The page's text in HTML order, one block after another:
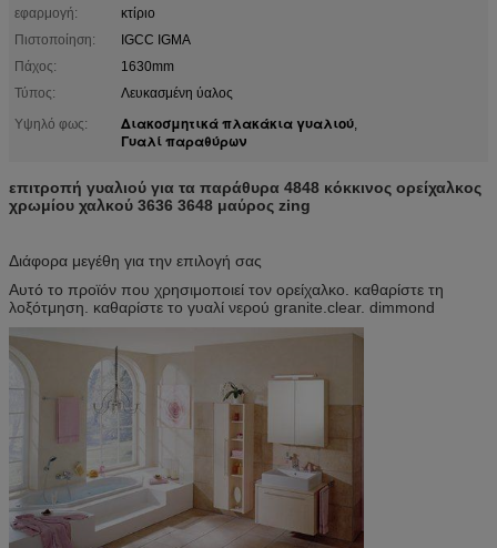
εφαρμογή:
κτίριο
Πιστοποίηση:
IGCC IGMA
Πάχος:
1630mm
Τύπος:
Λευκασμένη ύαλος
Υψηλό φως:
Διακοσμητικά πλακάκια γυαλιού,
Γυαλί παραθύρων
επιτροπή γυαλιού για τα παράθυρα 4848 κόκκινος ορείχαλκος
χρωμίου χαλκού 3636 3648 μαύρος zing
Διάφορα μεγέθη για την επιλογή σας
Αυτό το προϊόν που χρησιμοποιεί τον ορείχαλκο. καθαρίστε τη
λοξότμηση. καθαρίστε το γυαλί νερού granite.clear. dimmond